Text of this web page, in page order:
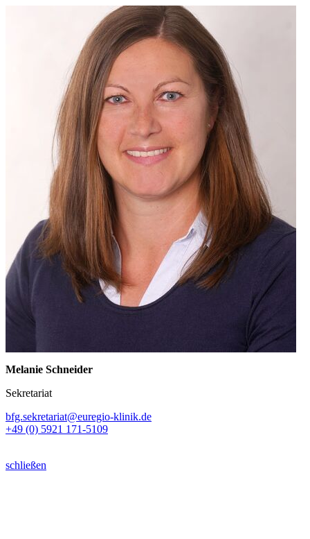
Melanie Schneider
Sekretariat
bfg.sekretariat@euregio-klinik.de
+49 (0) 5921 171-5109
schließen